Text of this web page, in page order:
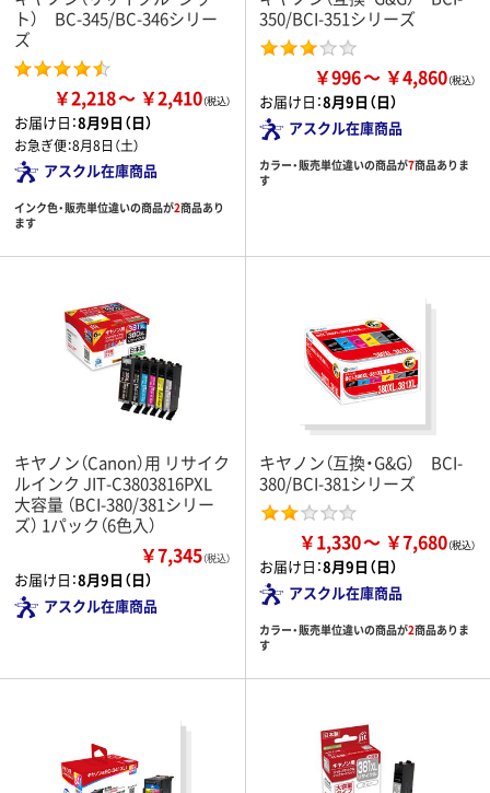
ト） BC-345/BC-346シリー
ズ
￥2,218 ￥2,410
お届け日：8月9日（日）
お急ぎ便：8月8日（土）
アスクル在庫商品
インク色・販売単位違いの商品が2商品あり
ます
350/BCI-351シリーズ
￥996 ￥4,860
お届け日：8月9日（日）
アスクル在庫商品
カラー・販売単位違いの商品が7商品ありま
す
キヤノン（Canon）用 リサイク
ルインク JIT-C3803816PXL
大容量 （BCI-380/381シリー
ズ） 1パック（6色入）
￥7,345（税込）
お届け日：8月9日（日）
アスクル在庫商品
キヤノン（互換・G&G） BCI-
380/BCI-381シリーズ
￥1,330 ￥7,680
お届け日：8月9日（日）
アスクル在庫商品
カラー・販売単位違いの商品が2商品ありま
す